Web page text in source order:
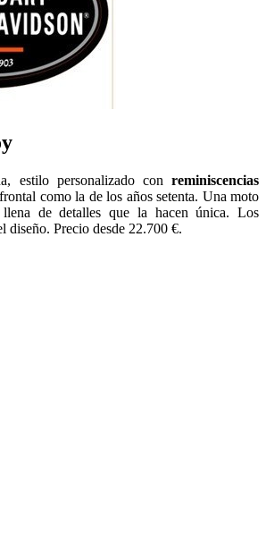
estilo personalizado con reminiscencias
como la de los años setenta. Una moto
de detalles que la hacen única. Los
diseño. Precio desde 22.700 €.